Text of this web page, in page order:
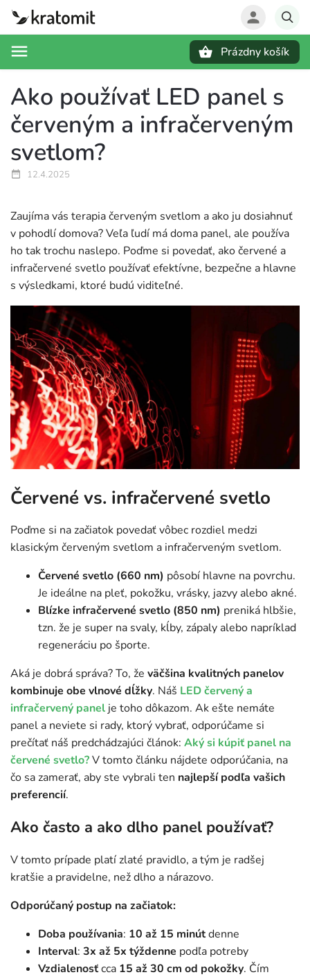
Prázdny košík
Ako používať LED panel s
červeným a infračerveným
svetlom?
12.4.2025
Zaujíma vás terapia červeným svetlom a ako ju dosiahnuť
v pohodlí domova? Veľa ľudí má doma panel, ale používa
ho tak trochu naslepo. Poďme si povedať, ako červené a
infračervené svetlo používať efektívne, bezpečne a hlavne
s výsledkami, ktoré budú viditeľné.
Červené vs. infračervené svetlo
Poďme si na začiatok povedať vôbec rozdiel medzi
klasickým červeným svetlom a infračerveným svetlom.
Červené svetlo (660 nm) pôsobí hlavne na povrchu.
Je ideálne na pleť, pokožku, vrásky, jazvy alebo akné.
Blízke infračervené svetlo (850 nm) preniká hlbšie,
tzn. že je super na svaly, kĺby, zápaly alebo napríklad
regeneráciu po športe.
Aká je dobrá správa? To, že väčšina kvalitných panelov
kombinuje obe vlnové dĺžky. Náš LED červený a
infračervený panel je toho dôkazom. Ak ešte nemáte
panel a neviete si rady, ktorý vybrať, odporúčame si
prečítať náš predchádzajúci článok: Aký si kúpiť panel na
červené svetlo?V tomto článku nájdete odporúčania, na
čo sa zamerať, aby ste vybrali ten najlepší podľa vašich
preferencií.
Ako často a ako dlho panel používať?
V tomto prípade platí zlaté pravidlo, a tým je radšej
kratšie a pravidelne, než dlho a nárazovo.
Odporúčaný postup na začiatok:
Doba používania: 10 až 15 minútdenne
Interval: 3x až 5x týždenne podľa potreby
Vzdialenosťcca 15 až 30 cm od pokožky. Čím